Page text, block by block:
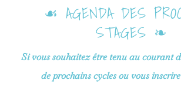
☙ AGENDA DES
STAGES ❧
Si vous souhaitez être tenu au courant
de prochains cycles ou vous